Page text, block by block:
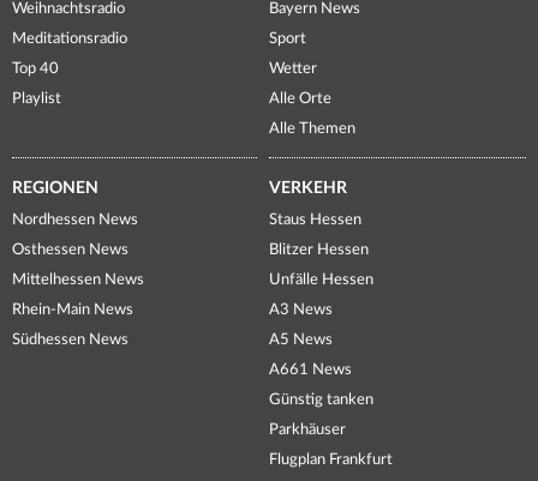
Weihnachtsradio
Meditationsradio
Top 40
Playlist
Bayern News
Sport
Wetter
Alle Orte
Alle Themen
REGIONEN
Nordhessen News
Osthessen News
Mittelhessen News
Rhein-Main News
Südhessen News
VERKEHR
Staus Hessen
Blitzer Hessen
Unfälle Hessen
A3 News
A5 News
A661 News
Günstig tanken
Parkhäuser
Flugplan Frankfurt